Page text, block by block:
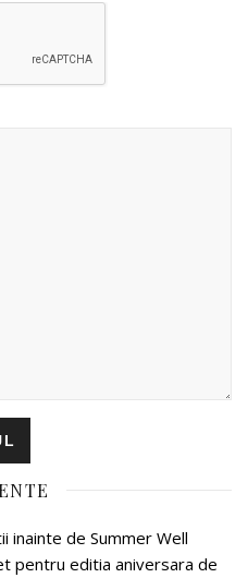
inainte de Summer Well
pentru editia aniversara de